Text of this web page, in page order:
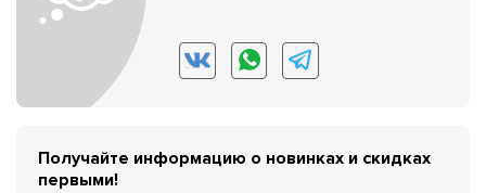
Получайте информацию о новинках и скидках
первыми!